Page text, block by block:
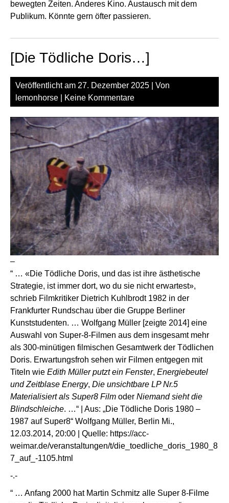
bewegten Zeiten. Anderes Kino. Austausch mit dem
Publikum. Könnte gern öfter passieren.
[Die Tödliche Doris…]
Veröffentlicht am 27. Dezember 2025 | Von
lemonhorse
Keine Kommentare
–
“ … «Die Tödliche Doris, und das ist ihre ästhetische
Strategie, ist immer dort, wo du sie nicht erwartest»,
schrieb Filmkritiker Dietrich Kuhlbrodt 1982 in der
Frankfurter Rundschau über die Gruppe Berliner
Kunststudenten. … Wolfgang Müller [zeigte 2014] eine
Auswahl von Super-8-Filmen aus dem insgesamt mehr
als 300-minütigen filmischen Gesamtwerk der Tödlichen
Doris. Erwartungsfroh sehen wir Filmen entgegen mit
Titeln wie Edith Müller putzt ein Fenster, Energiebeutel
und Zeitblase Energy, Die unsichtbare LP Nr.5
Materialisiert als Super8 Film oder Niemand sieht die
Blindschleiche. …“ | Aus: „Die Tödliche Doris 1980 –
1987 auf Super8“ Wolfgang Müller, Berlin Mi.,
12.03.2014, 20:00 | Quelle: https://acc-
weimar.de/veranstaltungen/t/die_toedliche_doris_1980_8
7_auf_-1105.html
-.-
“ … Anfang 2000 hat Martin Schmitz alle Super 8-Filme